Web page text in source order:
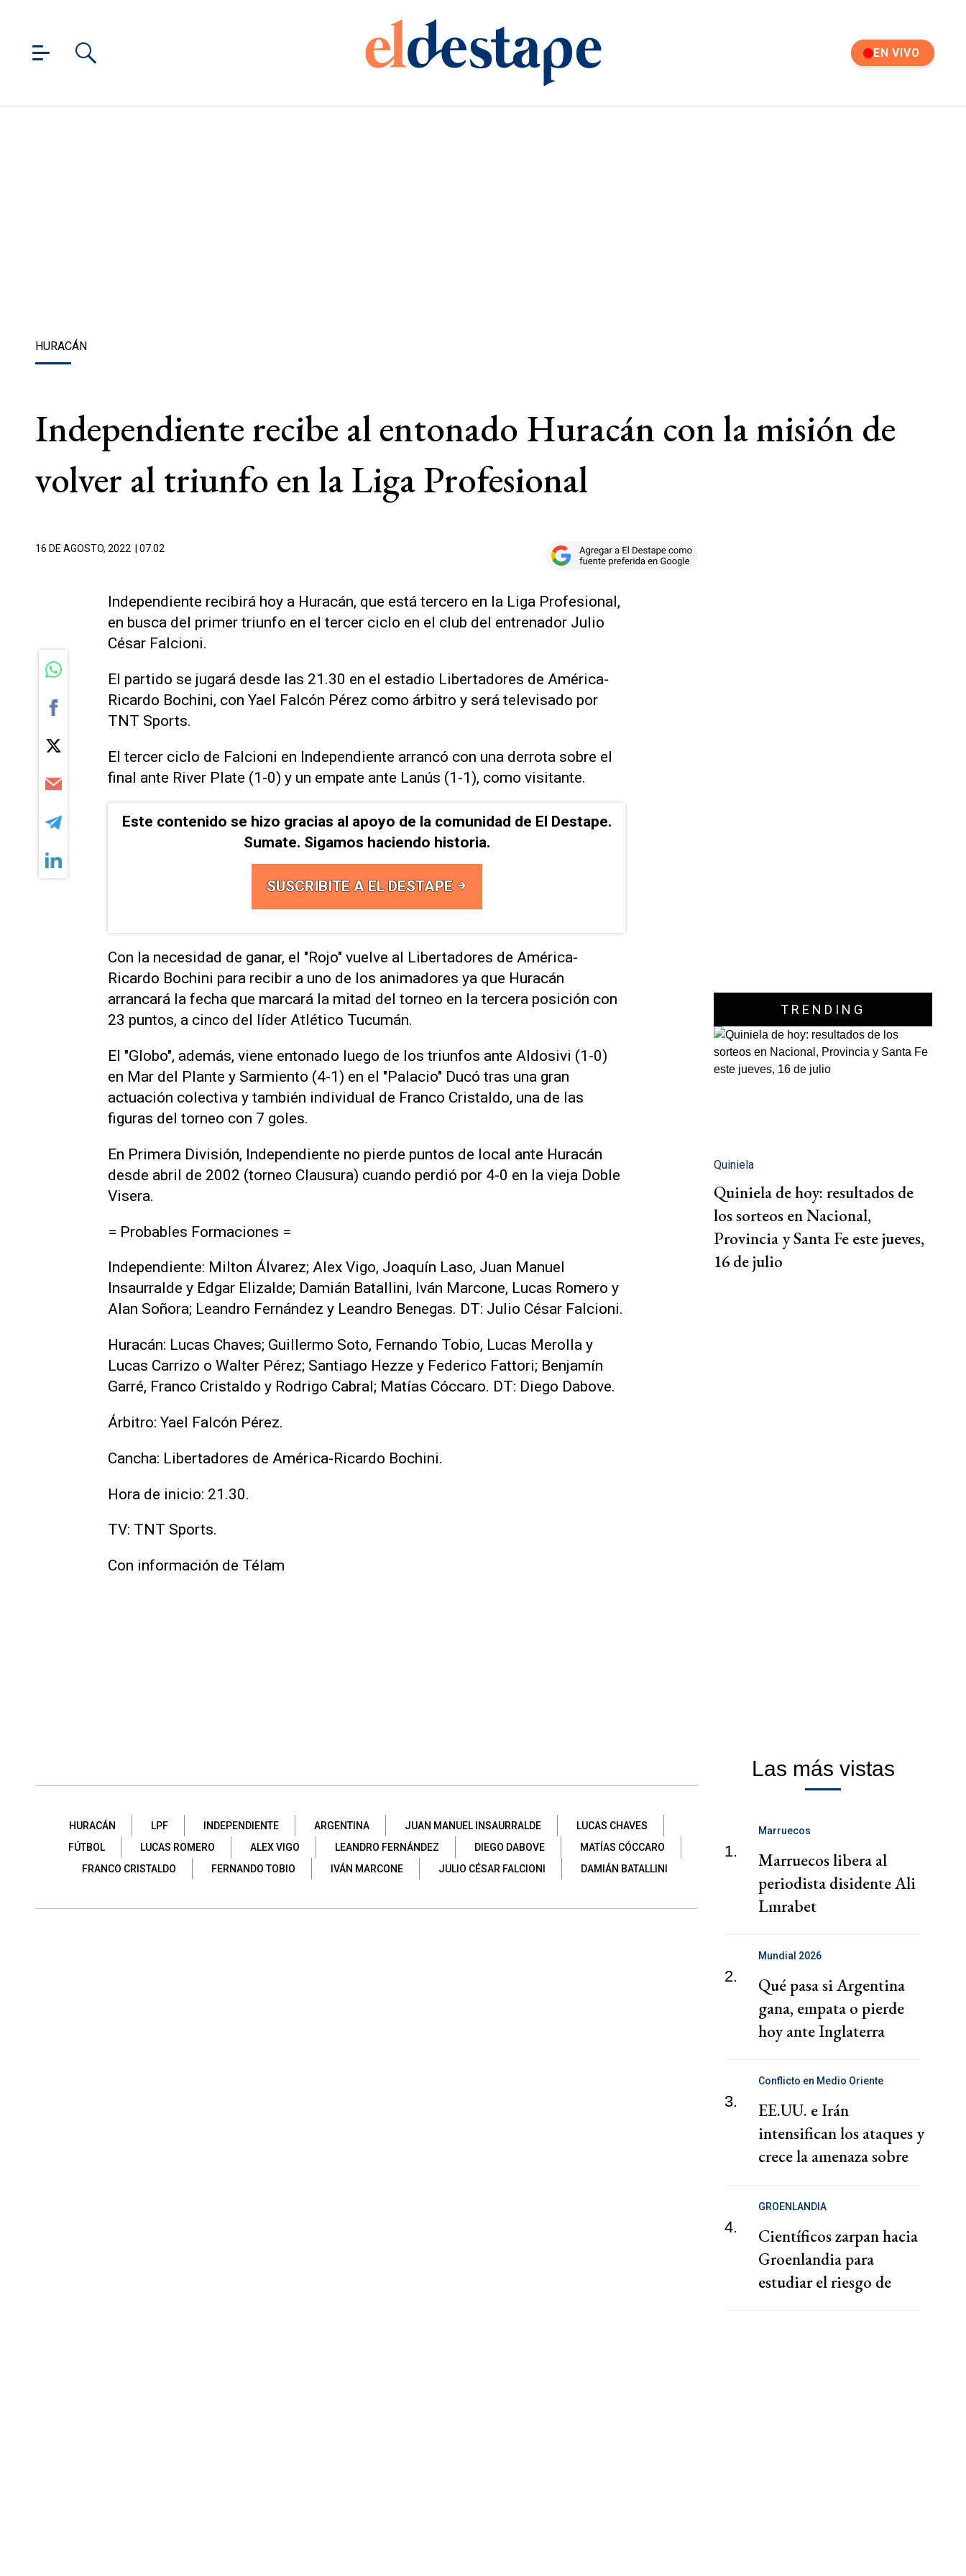
EN VIVO
HURACÁN
Independiente recibe al entonado Huracán con la misión de
volver al triunfo en la Liga Profesional
16 DE AGOSTO, 2022 | 07.02
Independiente recibirá hoy a Huracán, que está tercero en la Liga Profesional,
en busca del primer triunfo en el tercer ciclo en el club del entrenador Julio
César Falcioni.
El partido se jugará desde las 21.30 en el estadio Libertadores de América-
Ricardo Bochini, con Yael Falcón Pérez como árbitro y será televisado por
TNT Sports.
El tercer ciclo de Falcioni en Independiente arrancó con una derrota sobre el
final ante River Plate (1-0) y un empate ante Lanús (1-1), como visitante.
Este contenido se hizo gracias al apoyo de la comunidad de El Destape.
Sumate. Sigamos haciendo historia.
SUSCRIBITE A EL DESTAPE
Con la necesidad de ganar, el "Rojo" vuelve al Libertadores de América-
Ricardo Bochini para recibir a uno de los animadores ya que Huracán
arrancará la fecha que marcará la mitad del torneo en la tercera posición con
23 puntos, a cinco del líder Atlético Tucumán.
El "Globo", además, viene entonado luego de los triunfos ante Aldosivi (1-0)
en Mar del Plante y Sarmiento (4-1) en el "Palacio" Ducó tras una gran
actuación colectiva y también individual de Franco Cristaldo, una de las
figuras del torneo con 7 goles.
En Primera División, Independiente no pierde puntos de local ante Huracán
desde abril de 2002 (torneo Clausura) cuando perdió por 4-0 en la vieja Doble
Visera.
= Probables Formaciones =
Independiente: Milton Álvarez; Alex Vigo, Joaquín Laso, Juan Manuel
Insaurralde y Edgar Elizalde; Damián Batallini, Iván Marcone, Lucas Romero y
Alan Soñora; Leandro Fernández y Leandro Benegas. DT: Julio César Falcioni.
Huracán: Lucas Chaves; Guillermo Soto, Fernando Tobio, Lucas Merolla y
Lucas Carrizo o Walter Pérez; Santiago Hezze y Federico Fattori; Benjamín
Garré, Franco Cristaldo y Rodrigo Cabral; Matías Cóccaro. DT: Diego Dabove.
Árbitro: Yael Falcón Pérez.
Cancha: Libertadores de América-Ricardo Bochini.
Hora de inicio: 21.30.
TV: TNT Sports.
Con información de Télam
HURACÁN LPF INDEPENDIENTE ARGENTINA JUAN MANUEL INSAURRALDE
LUCAS CHAVES
FÚTBOL
LUCAS ROMERO ALEX VIGO LEANDRO FERNÁNDEZ DIEGO DABOVE
MATÍAS CÓCCARO
FRANCO CRISTALDO
FERNANDO TOBIO IVÁN MARCONE JULIO CÉSAR FALCIONI DAMIÁN BATALLINI
TRENDING
Quiniela
Quiniela de hoy: resultados de
los sorteos en Nacional,
Provincia y Santa Fe este jueves,
16 de julio
Las más vistas
1.
Marruecos
Marruecos libera al
periodista disidente Ali
Lmrabet
2.
Mundial 2026
Qué pasa si Argentina
gana, empata o pierde
hoy ante Inglaterra
3.
Conflicto en Medio Oriente
EE.UU. e Irán
intensifican los ataques y
crece la amenaza sobre
4.
GROENLANDIA
Científicos zarpan hacia
Groenlandia para
estudiar el riesgo de